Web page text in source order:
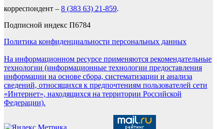
корреспондент – 8 (383 63) 21-859.
Подписной индекс П6784
Политика конфиденциальности персональных данных
На информационном ресурсе применяются рекомендательные
технологии (информационные технологии предоставления
информации на основе сбора, систематизации и анализа
сведений, относящихся к предпочтениям пользователей сети
«Интернет», находящихся на территории Российской
Федерации).